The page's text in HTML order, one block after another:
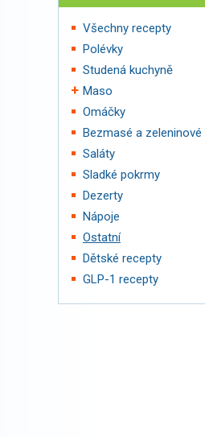
Všechny recepty
Polévky
Studená kuchyně
Maso
Omáčky
Bezmasé a zeleninové
Saláty
Sladké pokrmy
Dezerty
Nápoje
Ostatní
Dětské recepty
GLP-1 recepty